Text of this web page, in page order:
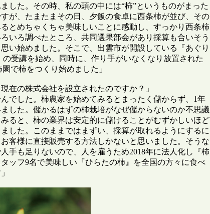
した。その時、私の頭の中には“柿”というものがまった
が、たまたまその日、夕飯の食卓に西条柿が並び、その
とめちゃくちゃ美味しいことに感動し、すっかり西条柿
いろ調べたところ、共同選果部会があり採算も合いそう
い始めました。そこで、出雲市が開設している『あぐり
受講を始め、同時に、作り手がいなくなり放置された
で柿をつくり始めました」
在の株式会社を設立されたのですか？」
でした。柿農家を始めてみるとまったく儲からず、1年
した。儲かるはずの柿栽培がなぜ儲からないのか不思議
ると、柿の業界は安定的に儲けることがむずかしいほど
した。このままではまずい、採算が取れるようにするに
客様に直接販売する方法しかないと思いました。そうな
手も足りないので、人を雇うため2018年に法人化し『柿
ッフ9名で美味しい『ひらたの柿』を全国の方々に食べ